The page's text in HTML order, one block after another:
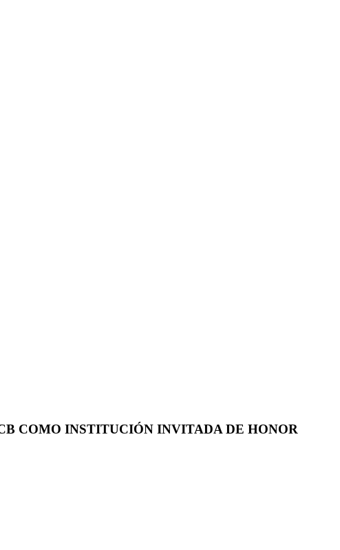
COMO INSTITUCIÓN INVITADA DE HONOR